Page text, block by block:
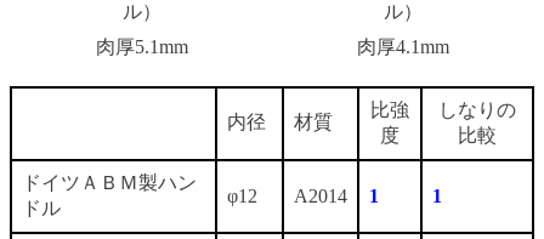
ル）
ル）
肉厚5.1mm
肉厚4.1mm
内径 材質
比強
度
しなりの
比較
ドイツＡＢＭ製ハン
ドル
φ12 A2014 1 1